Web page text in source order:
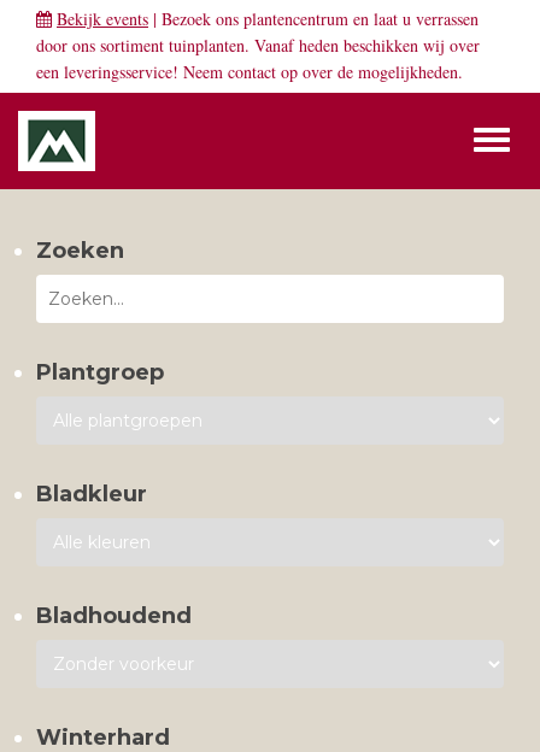
Bekijk events | Bezoek ons plantencentrum en laat u verrassen
door ons sortiment tuinplanten. Vanaf heden beschikken wij over
een leveringsservice! Neem contact op over de mogelijkheden.
Zoeken
Plantgroep
Bladkleur
Bladhoudend
Winterhard